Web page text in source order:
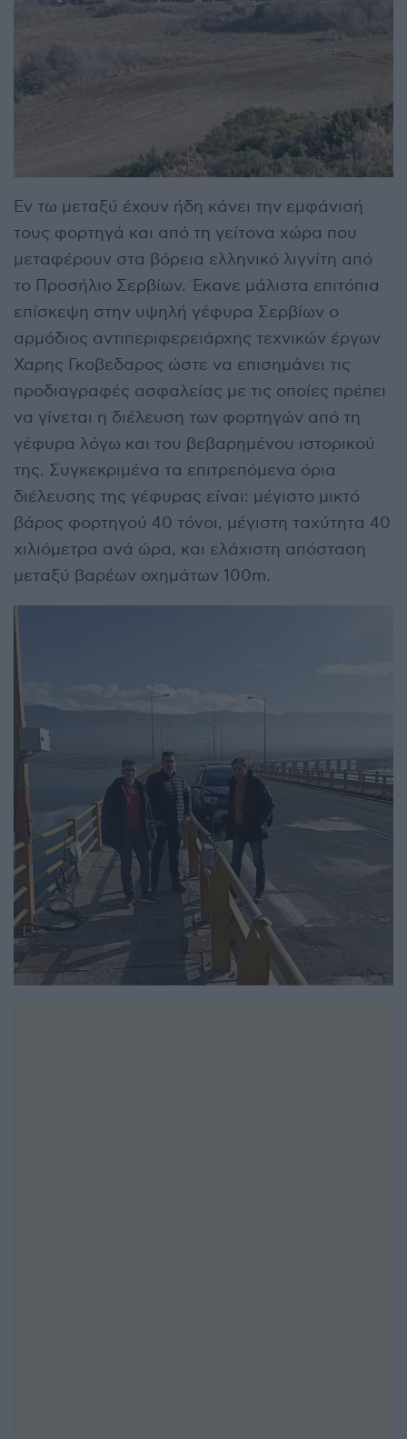
Εν τω μεταξύ έχουν ήδη κάνει την εμφάνισή
τους φορτηγά και από τη γείτονα χώρα που
μεταφέρουν στα βόρεια ελληνικό λιγνίτη από
το Προσήλιο Σερβίων. Έκανε μάλιστα επιτόπια
επίσκεψη στην υψηλή γέφυρα Σερβίων ο
αρμόδιος αντιπεριφερειάρχης τεχνικών έργων
Χαρης Γκοβεδαρος ώστε να επισημάνει τις
προδιαγραφές ασφαλείας με τις οποίες πρέπει
να γίνεται η διέλευση των φορτηγών από τη
γέφυρα λόγω και του βεβαρημένου ιστορικού
της. Συγκεκριμένα τα επιτρεπόμενα όρια
διέλευσης της γέφυρας είναι: μέγιστο μικτό
βάρος φορτηγού 40 τόνοι, μέγιστη ταχύτητα 40
χιλιόμετρα ανά ώρα, και ελάχιστη απόσταση
μεταξύ βαρέων οχημάτων 100m.